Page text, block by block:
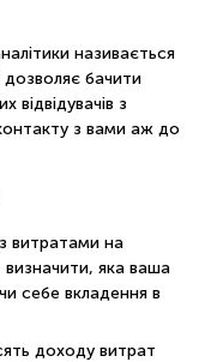
називається
дозволяє бачити
відвідувачів з
з вами аж до
витратами на
яка ваша
себе вкладення в
доходу витрат